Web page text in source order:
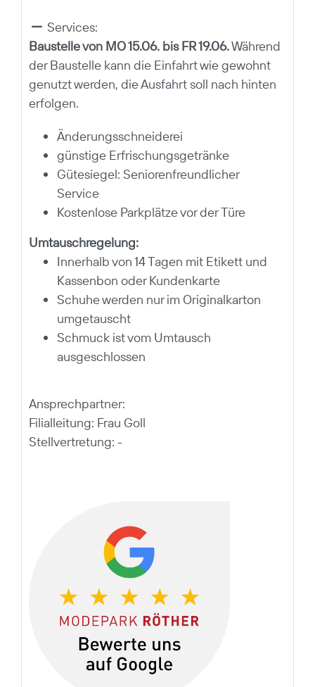
Services:
Baustelle von MO 15.06. bis FR 19.06.Während
der Baustelle kann die Einfahrt wie gewohnt
genutzt werden, die Ausfahrt soll nach hinten
erfolgen.
Änderungsschneiderei
günstige Erfrischungsgetränke
Gütesiegel: Seniorenfreundlicher
Service
Kostenlose Parkplätze vor der Türe
Umtauschregelung:
Innerhalb von 14 Tagen mit Etikett und
Kassenbon oder Kundenkarte
Schuhe werden nur im Originalkarton
umgetauscht
Schmuck ist vom Umtausch
ausgeschlossen
Ansprechpartner:
Filialleitung: Frau Goll
Stellvertretung: -